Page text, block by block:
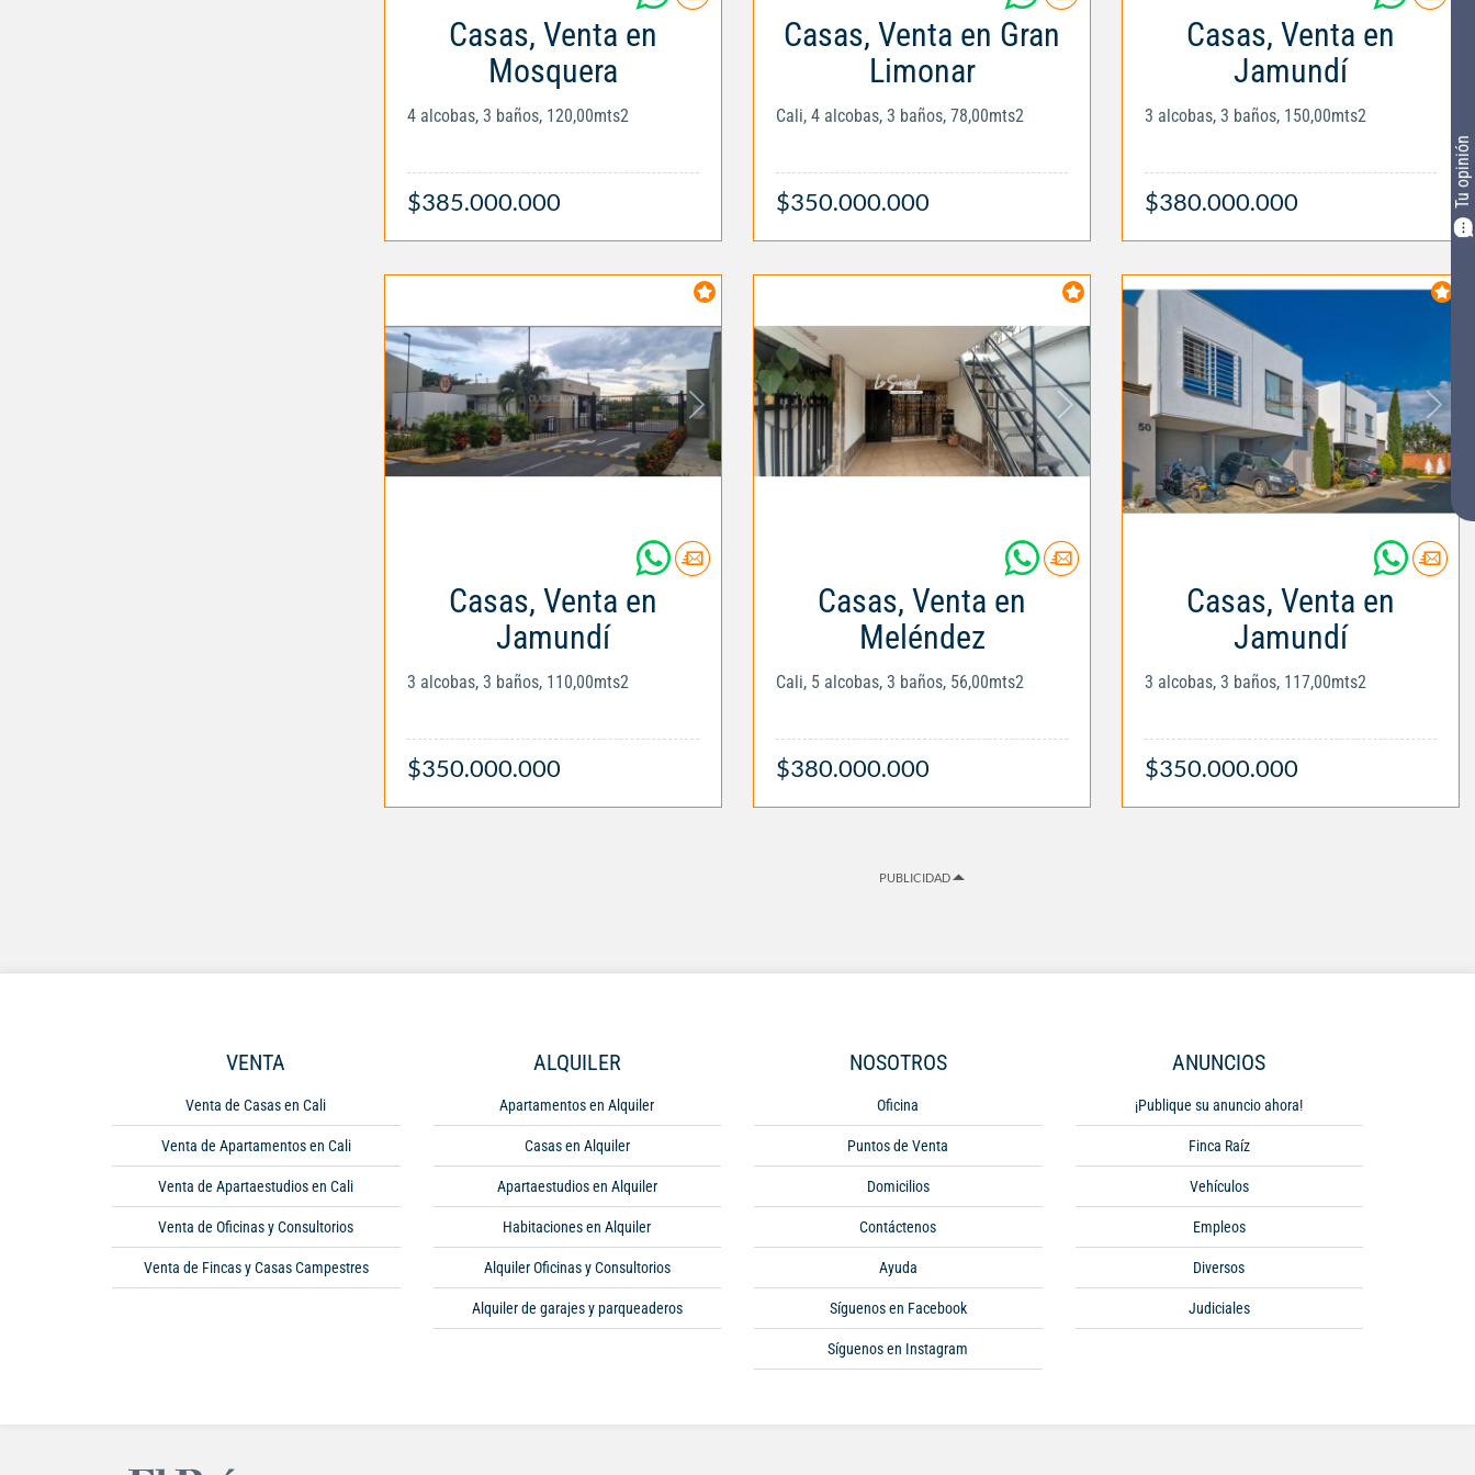
Tu opinión
Casas, Venta en
Mosquera
4 alcobas, 3 baños, 120,00mts2
$385.000.000
Casas, Venta en Gran
Limonar
Cali, 4 alcobas, 3 baños, 78,00mts2
$350.000.000
Casas, Venta en
Jamundí
3 alcobas, 3 baños, 150,00mts2
$380.000.000
Casas, Venta en
Jamundí
3 alcobas, 3 baños, 110,00mts2
$350.000.000
Casas, Venta en
Meléndez
Cali, 5 alcobas, 3 baños, 56,00mts2
$380.000.000
Casas, Venta en
Jamundí
3 alcobas, 3 baños, 117,00mts2
$350.000.000
PUBLICIDAD
VENTA
Venta de Casas en Cali
Venta de Apartamentos en Cali
Venta de Apartaestudios en Cali
Venta de Oficinas y Consultorios
Venta de Fincas y Casas Campestres
ALQUILER
Apartamentos en Alquiler
Casas en Alquiler
Apartaestudios en Alquiler
Habitaciones en Alquiler
Alquiler Oficinas y Consultorios
Alquiler de garajes y parqueaderos
NOSOTROS
Oficina
Puntos de Venta
Domicilios
Contáctenos
Ayuda
Síguenos en Facebook
Síguenos en Instagram
ANUNCIOS
¡Publique su anuncio ahora!
Finca Raíz
Vehículos
Empleos
Diversos
Judiciales